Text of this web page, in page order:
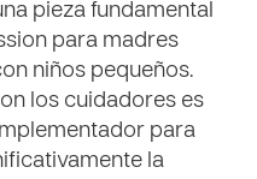
pieza fundamental
para madres
niños pequeños.
los cuidadores es
para
la